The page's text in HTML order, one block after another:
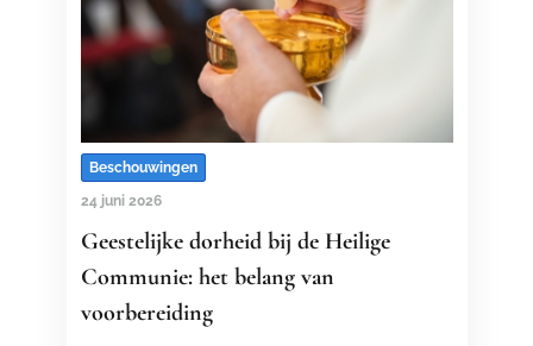
Beschouwingen
24 juni 2026
Geestelijke dorheid bij de Heilige
Communie: het belang van
voorbereiding